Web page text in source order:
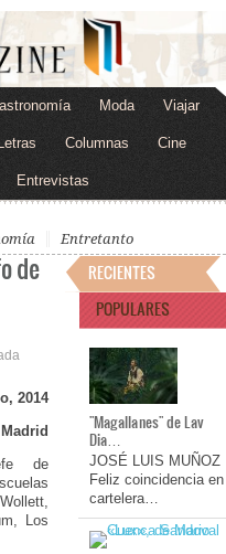
Moda Viajar
Columnas Cine
Entrevistas
Entretanto
de
2014
de
Los
RECIENTES
POPULARES
"Magallanes" de Lav
Dia…
JOSÉ LUIS MUÑOZ
Feliz coincidencia en
cartelera…